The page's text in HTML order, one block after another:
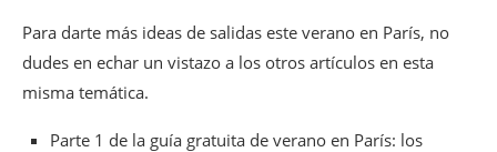
Para darte más ideas de salidas este verano en París, no
dudes en echar un vistazo a los otros artículos en esta
misma temática.
Parte 1 de la guía gratuita de verano en París: los